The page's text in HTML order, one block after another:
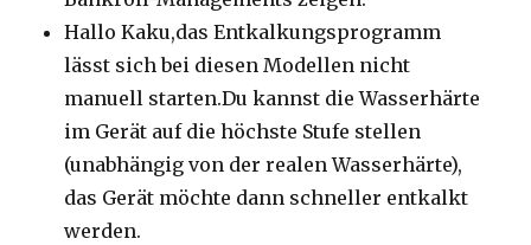
Hallo Kaku,das Entkalkungsprogramm
lässt sich bei diesen Modellen nicht
manuell starten.Du kannst die Wasserhärte
im Gerät auf die höchste Stufe stellen
(unabhängig von der realen Wasserhärte),
das Gerät möchte dann schneller entkalkt
werden.